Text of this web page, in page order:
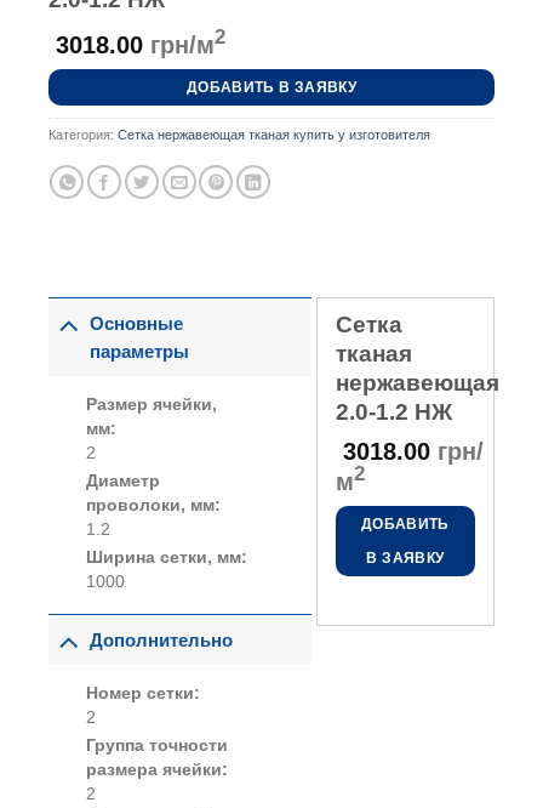
3018.00 грн/м2
ДОБАВИТЬ В ЗАЯВКУ
Категория: Сетка нержавеющая тканая купить у изготовителя
Сетка
тканая
нержавеющая
2.0-1.2 НЖ
3018.00грн/
м2
ДОБАВИТЬ
В ЗАЯВКУ
Основные
параметры
Размер ячейки,
мм:
2
Диаметр
проволоки, мм:
1.2
Ширина сетки, мм:
1000
Дополнительно
Номер сетки:
2
Группа точности
размера ячейки:
2